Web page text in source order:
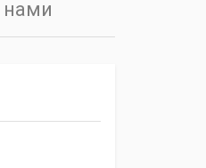
нами